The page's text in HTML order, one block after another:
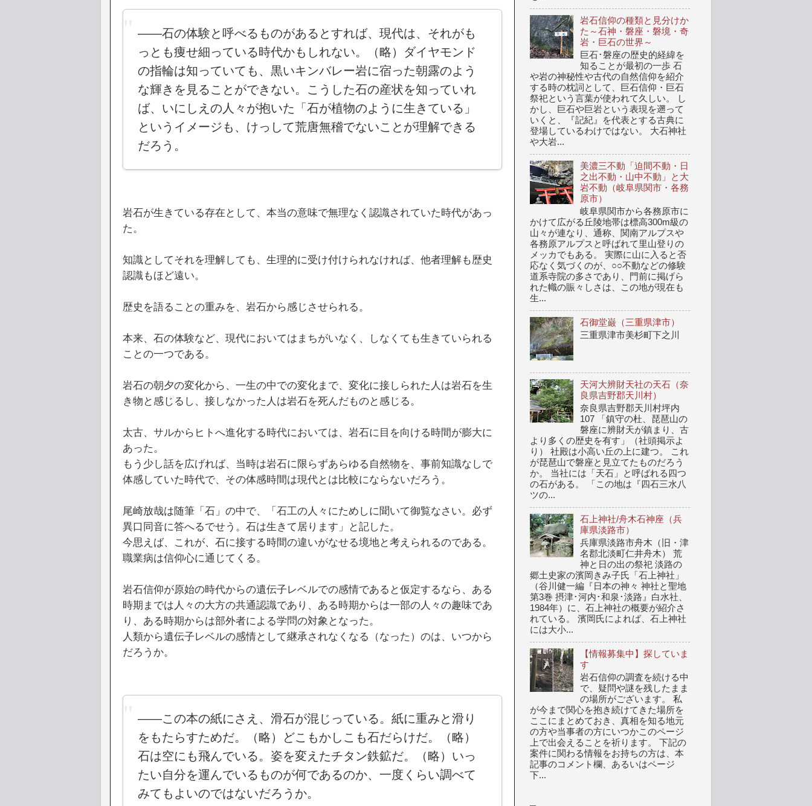
――石の体験と呼べるものがあるとすれば、現代は、それがも
っとも痩せ細っている時代かもしれない。（略）ダイヤモンド
の指輪は知っていても、黒いキンバレー岩に宿った朝露のよう
な輝きを見ることができない。こうした石の産状を知っていれ
ば、いにしえの人々が抱いた「石が植物のように生きている」
というイメージも、けっして荒唐無稽でないことが理解できる
だろう。
岩石が生きている存在として、本当の意味で無理なく認識されていた時代があっ
た。
知識としてそれを理解しても、生理的に受け付けられなければ、他者理解も歴史
認識もほど遠い。
歴史を語ることの重みを、岩石から感じさせられる。
本来、石の体験など、現代においてはまちがいなく、しなくても生きていられる
ことの一つである。
岩石の朝夕の変化から、一生の中での変化まで、変化に接しられた人は岩石を生
き物と感じるし、接しなかった人は岩石を死んだものと感じる。
太古、サルからヒトへ進化する時代においては、岩石に目を向ける時間が膨大に
あった。
もう少し話を広げれば、当時は岩石に限らずあらゆる自然物を、事前知識なしで
体感していた時代で、その体感時間は現代とは比較にならないだろう。
尾崎放哉は随筆「石」の中で、「石工の人々にためしに聞いて御覧なさい。必ず
異口同音に答へるでせう。石は生きて居ります」と記した。
今思えば、これが、石に接する時間の違いがなせる境地と考えられるのである。
職業病は信仰心に通じてくる。
岩石信仰が原始の時代からの遺伝子レベルでの感情であると仮定するなら、ある
時期までは人々の大方の共通認識であり、ある時期からは一部の人々の趣味であ
り、ある時期からは部外者による学問の対象となった。
人類から遺伝子レベルの感情として継承されなくなる（なった）のは、いつから
だろうか。
――この本の紙にさえ、滑石が混じっている。紙に重みと滑り
をもたらすためだ。（略）どこもかしこも石だらけだ。（略）
石は空にも飛んでいる。姿を変えたチタン鉄鉱だ。（略）いっ
たい自分を運んでいるものが何であるのか、一度くらい調べて
みてもよいのではないだろうか。
岩石信仰の種類と見分けか
た～石神・磐座・磐境・奇
岩・巨石の世界～
巨石･磐座の歴史的経緯を
知ることが最初の一歩 石
や岩の神秘性や古代の自然信仰を紹介
する時の枕詞として、巨石信仰・巨石
祭祀という言葉が使われて久しい。 し
かし、巨石や巨岩という表現を遡って
いくと、『記紀』を代表とする古典に
登場しているわけではない。 大石神社
や大岩...
美濃三不動「迫間不動・日
之出不動・山中不動」と大
岩不動（岐阜県関市・各務
原市）
岐阜県関市から各務原市に
かけて広がる丘陵地帯は標高300m級の
山々が連なり、通称、関南アルプスや
各務原アルプスと呼ばれて里山登りの
メッカでもある。 実際に山に入ると否
応なく気づくのが、○○不動などの修験
道系寺院の多さであり、門前に掲げら
れた幟の賑々しさは、この地が現在も
生...
石御堂巌（三重県津市）
三重県津市美杉町下之川
天河大辨財天社の天石（奈
良県吉野郡天川村）
奈良県吉野郡天川村坪内
107 「鎮守の杜、琵琶山の
磐座に辨財天が鎮まり、古
より多くの歴史を有す」（社頭掲示よ
り） 社殿は小高い丘の上に建つ。 これ
が琵琶山で磐座と見立てたものだろう
か。 当社には「天石」と呼ばれる四つ
の石がある。 「この地は『四石三水八
ツの...
石上神社/舟木石神座（兵
庫県淡路市）
兵庫県淡路市舟木（旧・津
名郡北淡町仁井舟木） 荒
神と日の出の祭祀 淡路の
郷土史家の濱岡きみ子氏「石上神社」
（谷川健一編『日本の神々 神社と聖地
第3巻 摂津･河内･和泉･淡路』白水社、
1984年）に、石上神社の概要が紹介さ
れている。 濱岡氏によれば、石上神社
には大小...
【情報募集中】探していま
す
岩石信仰の調査を続ける中
で、疑問や謎を残したまま
の場所がございます。 私
が今まで関心を抱き続けてきた場所を
ここにまとめておき、真相を知る地元
の方や当事者の方にいつかこのページ
上で出会えることを祈ります。 下記の
案件に関わる情報をお持ちの方は、本
記事のコメント欄、あるいはページ
下...